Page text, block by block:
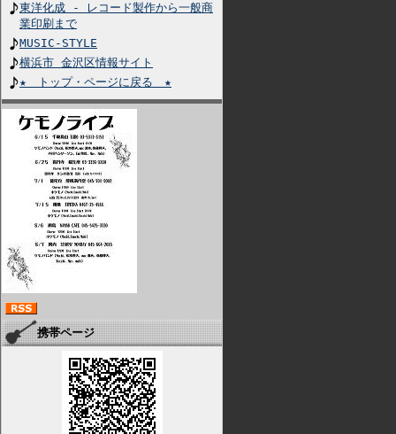
東洋化成 - レコード製作から一般商
業印刷まで
MUSIC-STYLE
横浜市 金沢区情報サイト
★ トップ・ページに戻る ★
携帯ページ